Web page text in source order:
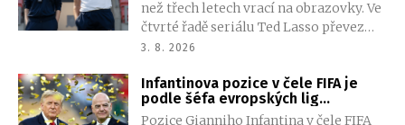
než třech letech vrací na obrazovky. Ve
čtvrté řadě seriálu Ted Lasso převezme
ženský tým z druhé ligy a znovu se
3. 8. 2026
Infantinova pozice v čele FIFA je
podle šéfa evropských lig
neudržitelná
Pozice Gianniho Infantina v čele FIFA